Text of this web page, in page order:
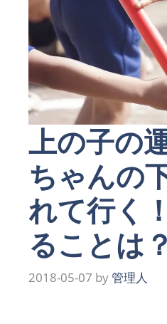
上の子の
ちゃんの
れて行く
ることは？
2018-05-07 by管理人